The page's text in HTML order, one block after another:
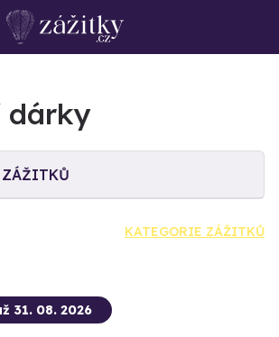
dárky
KATEGORIE ZÁŽITKŮ
31. 08. 2026